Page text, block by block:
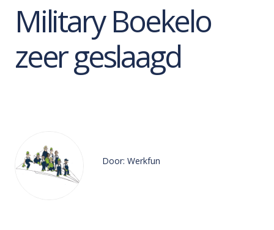
Military Boekelo
zeer geslaagd
Door: Werkfun